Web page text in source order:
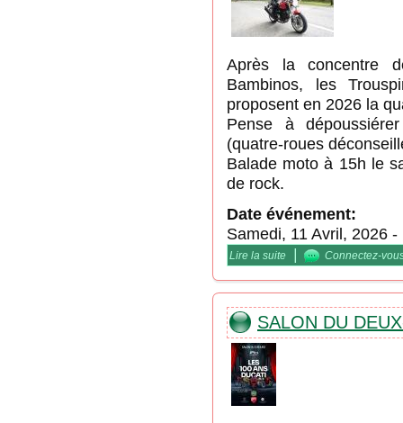
Après la concentre
Bambinos, les
proposent en 2026 la
Pense à
(quatre-roues
Balade moto à 15h le
de rock.
Date événement:
Samedi, 11 Avril, 2026 -
Lire la suite de Concentre "Les
Connectez-
SALON DU